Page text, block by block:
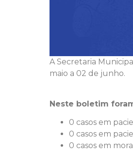
A Secretaria
maio a 02 de junho.
Neste boletim
0 casos em
0 casos em
0 casos em